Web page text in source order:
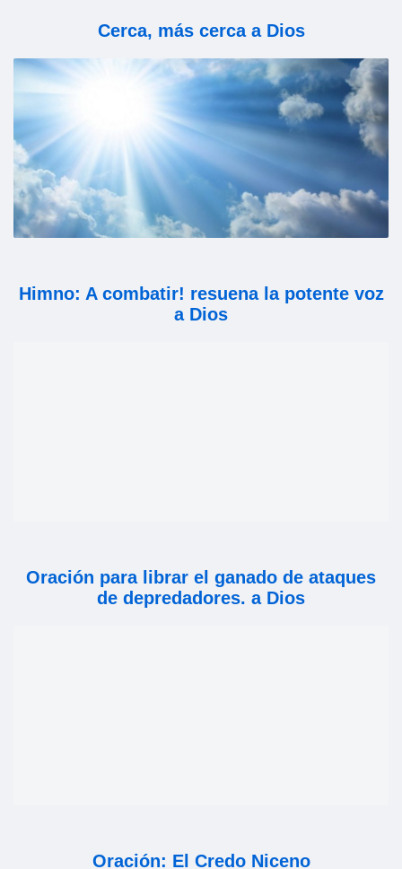
Cerca, más cerca a Dios
Himno: A combatir! resuena la potente voz
a Dios
Oración para librar el ganado de ataques
de depredadores. a Dios
Oración: El Credo Niceno